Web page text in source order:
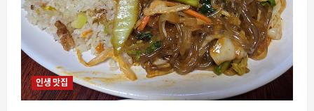
인생 맛집